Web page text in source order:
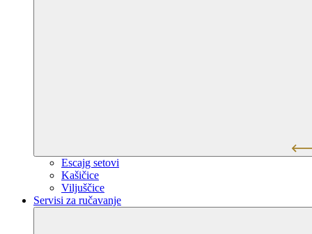
Escajg setovi
Kašičice
Viljuščice
Servisi za ručavanje